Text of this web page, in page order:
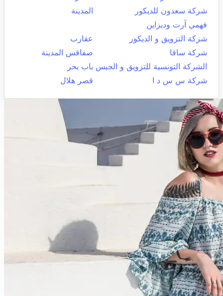
شركة سعدون للديكور
المدينة
فهمي آرت وديزاين
شركة التزويق و الديكور
عقارب
شركة ساقا
صفاقس المدينة
الشركة التونسية للتزويق و الجبس باب بحر
شركة س س د ا
قصر هلال